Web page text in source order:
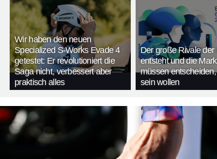
Wir haben den neuen
Specialized S-Works Evade 4
getestet: Er revolutioniert die
Saga nicht, verbessert aber
praktisch alles
Der große Rivale der
entsteht und die
müssen
sein wollen